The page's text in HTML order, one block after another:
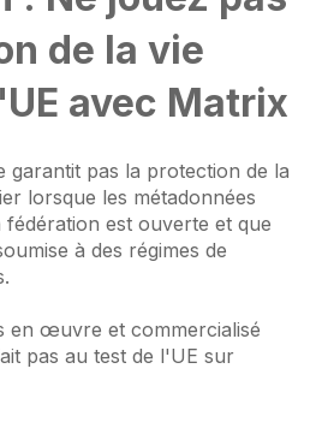
de la vie
avec Matrix
garantit pas la protection de la
lorsque les métadonnées
est ouverte et que
à des régimes de
en œuvre et commercialisé
pas au test de l'UE sur